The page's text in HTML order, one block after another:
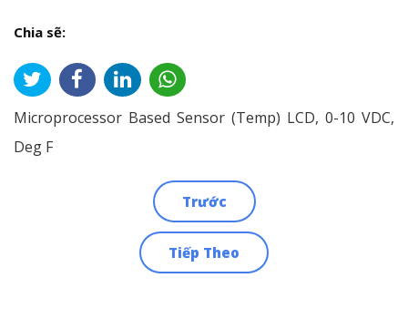
Chia sẽ:
Microprocessor Based Sensor (Temp) LCD, 0-10 VDC,
Deg F
Trước
Tiếp Theo